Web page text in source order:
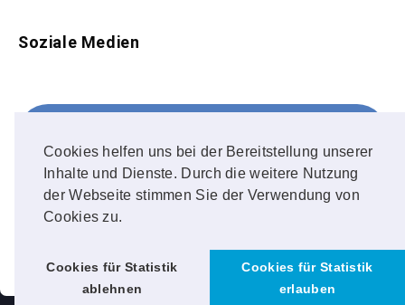
Cookies helfen uns bei der Bereitstellung unserer
Inhalte und Dienste. Durch die weitere Nutzung
der Webseite stimmen Sie der Verwendung von
Cookies zu.
Cookies für Statistik
ablehnen
Cookies für Statistik
erlauben
Soziale Medien
FOLLOW ME!
Instagram
OUR PHOTOS!